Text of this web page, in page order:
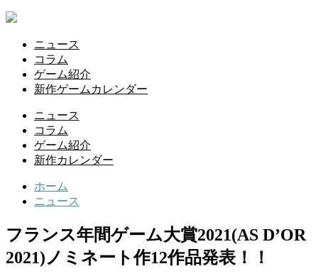
ニュース
コラム
ゲーム紹介
新作ゲームカレンダー
ニュース
コラム
ゲーム紹介
新作カレンダー
ホーム
ニュース
フランス年間ゲーム大賞2021(AS D’OR
2021)ノミネート作12作品発表！！